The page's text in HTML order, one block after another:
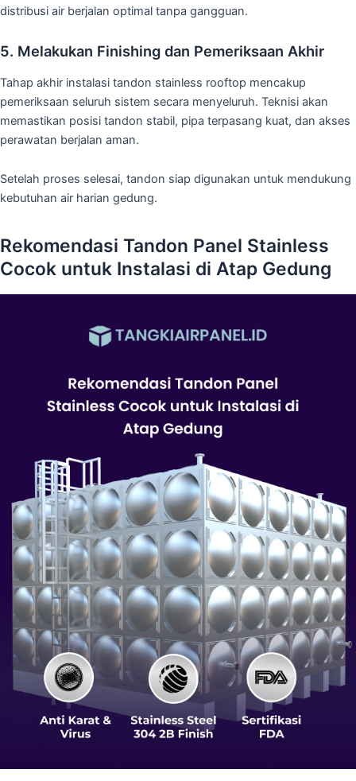
distribusi air berjalan optimal tanpa gangguan.
5. Melakukan Finishing dan Pemeriksaan Akhir
Tahap akhir instalasi tandon stainless rooftop mencakup
pemeriksaan seluruh sistem secara menyeluruh. Teknisi akan
memastikan posisi tandon stabil, pipa terpasang kuat, dan akses
perawatan berjalan aman.
Setelah proses selesai, tandon siap digunakan untuk mendukung
kebutuhan air harian gedung.
Rekomendasi Tandon Panel Stainless
Cocok untuk Instalasi di Atap Gedung